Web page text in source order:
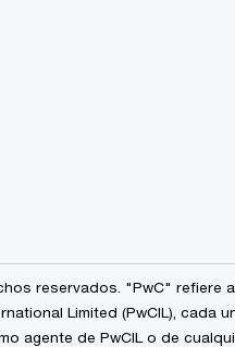
reservados. "PwC" refiere
Limited (PwCIL), cada
agente de PwCIL o de